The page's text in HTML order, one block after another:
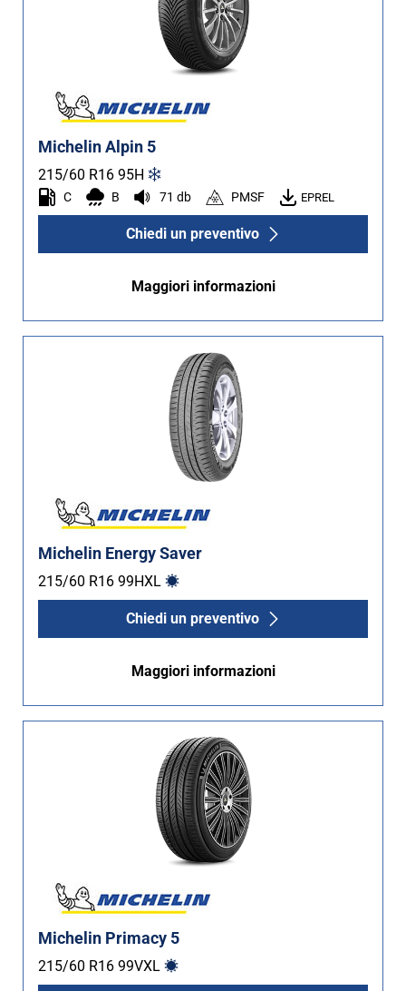
Michelin Alpin 5
215/60 R16 95H
C B 71 db PMSF EPREL
Chiedi un preventivo
Maggiori informazioni
Michelin Energy Saver
215/60 R16 99HXL
Chiedi un preventivo
Maggiori informazioni
Michelin Primacy 5
215/60 R16 99VXL